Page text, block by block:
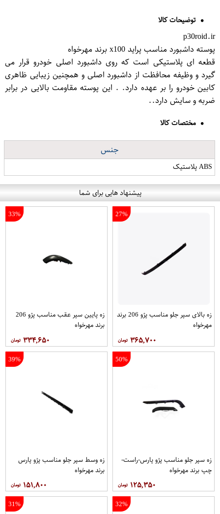
توضیحات کالا
p30roid.ir
پوسته داشبورد مناسب پراید x100 برند مهرخواه
قطعه ای پلاستیکی است که روی داشبورد اصلی خودرو قرار می
گیرد و وظیفه محافظت از داشبورد اصلی و همچنین زیبایی ظاهری
کابین خودرو را بر عهده دارد. . این پوسته مقاومت بالایی در برابر
ضربه و سایش دارد..
مختصات کالا
جنس
ABS پلاستیک
پیشنهاد هایی برای شما
27%
زه بالای سپر جلو مناسب پژو 206 برند
مهرخواه
۳۶۵,۷۰۰
33%
زه پایین سپر عقب مناسب پژو 206
برند مهرخواه
۳۳۴,۶۵۰
50%
زه سپر جلو مناسب پژو پارس-راست-
چپ برند مهرخواه
۱۲۵,۳۵۰
39%
زه وسط سپر جلو مناسب پژو پارس
برند مهرخواه
۱۵۱,۸۰۰
32%
31%